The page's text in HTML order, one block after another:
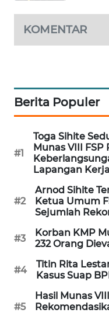
KOMENTAR
Berita Populer
#1
Toga Sihite
Munas VIII FSP
Lapangan Kerja
#2
Arnod Sihite
Ketua Umum
Sejumlah
#3
Korban KMP
232 Orang
#4
Titin Rita
Kasus Suap
#5
Hasil Munas
Wahana
Network
LISTRIK
KELISTRIKAN
WALINKI
MAWAKA
NET
PLN
WATCH